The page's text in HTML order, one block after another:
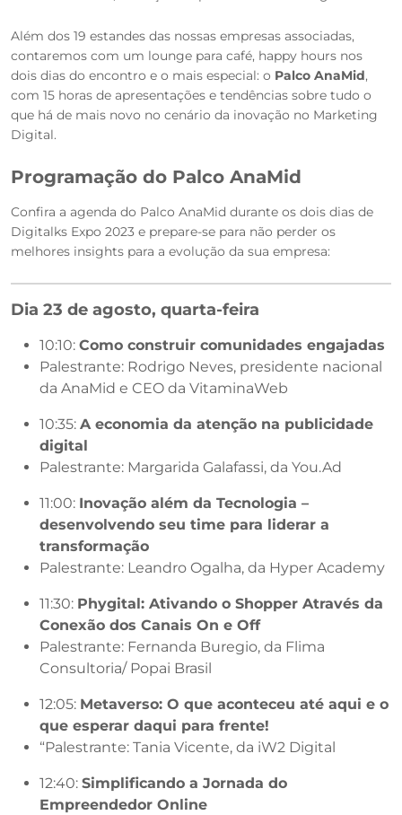
Além dos 19 estandes das nossas empresas associadas,
contaremos com um lounge para café, happy hours nos
dois dias do encontro e o mais especial: o Palco AnaMid,
com 15 horas de apresentações e tendências sobre tudo o
que há de mais novo no cenário da inovação no Marketing
Digital.
Programação do Palco AnaMid
Confira a agenda do Palco AnaMid durante os dois dias de
Digitalks Expo 2023 e prepare-se para não perder os
melhores insights para a evolução da sua empresa:
Dia 23 de agosto, quarta-feira
10:10: Como construir comunidades engajadas
Palestrante: Rodrigo Neves, presidente nacional
da AnaMid e CEO da VitaminaWeb
10:35: A economia da atenção na publicidade
digital
Palestrante: Margarida Galafassi, da You.Ad
11:00: Inovação além da Tecnologia –
desenvolvendo seu time para liderar a
transformação
Palestrante: Leandro Ogalha, da Hyper Academy
11:30: Phygital: Ativando o Shopper Através da
Conexão dos Canais On e Off
Palestrante: Fernanda Buregio, da Flima
Consultoria/ Popai Brasil
12:05: Metaverso: O que aconteceu até aqui e o
que esperar daqui para frente!
“Palestrante: Tania Vicente, da iW2 Digital
12:40: Simplificando a Jornada do
Empreendedor Online